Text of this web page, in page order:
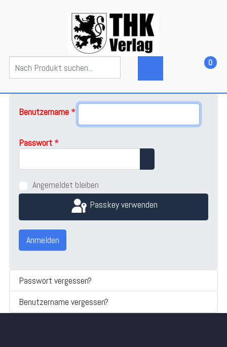
0
Benutzername *
Passwort *
Passwort anzeigen
Angemeldet bleiben
Passkey verwenden
Anmelden
Passwort vergessen?
Benutzername vergessen?